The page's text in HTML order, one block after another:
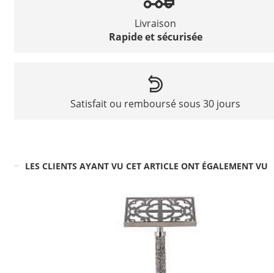
Livraison
Rapide et sécurisée
Satisfait ou remboursé sous 30 jours
LES CLIENTS AYANT VU CET ARTICLE ONT ÉGALEMENT VU